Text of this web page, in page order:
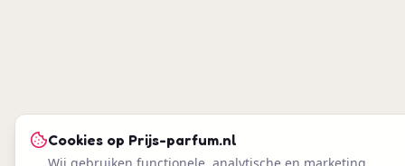
Cookies op Prijs-parfum.nl